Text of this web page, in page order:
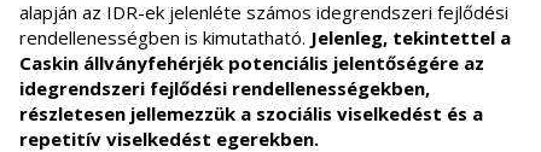
alapján az IDR-ek jelenléte számos idegrendszeri fejlődési
rendellenességben is kimutatható. Jelenleg, tekintettel a
Caskin állványfehérjék potenciális jelentőségére az
idegrendszeri fejlődési rendellenességekben,
részletesen jellemezzük a szociális viselkedést és a
repetitív viselkedést egerekben.